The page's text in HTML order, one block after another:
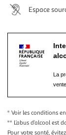
Espace
La
* Voir les conditions
** L’abus d’alcool est
Pour votre santé,